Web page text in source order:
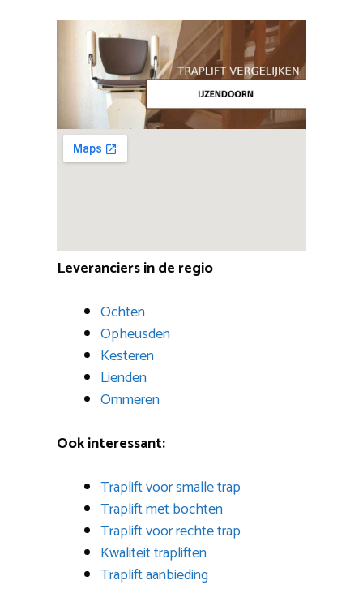
Leveranciers in de regio
Ochten
Opheusden
Kesteren
Lienden
Ommeren
Ook interessant:
Traplift voor smalle trap
Traplift met bochten
Traplift voor rechte trap
Kwaliteit trapliften
Traplift aanbieding